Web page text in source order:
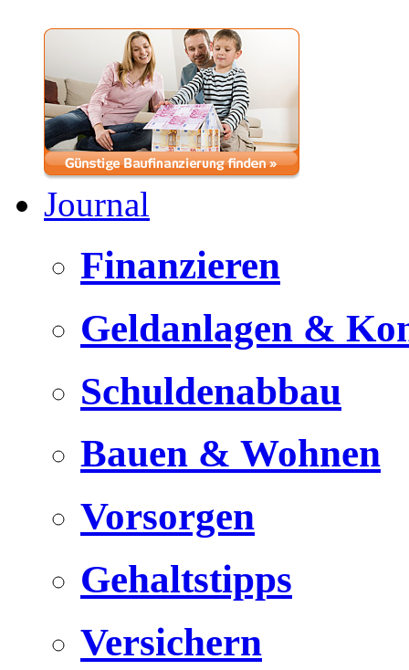
Journal
Finanzieren
Geldanlagen &
Schuldenabbau
Bauen & Wohnen
Vorsorgen
Gehaltstipps
Versichern